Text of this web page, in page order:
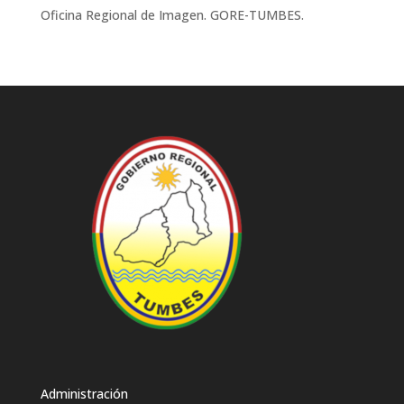
Oficina Regional de Imagen. GORE-TUMBES.
Administración